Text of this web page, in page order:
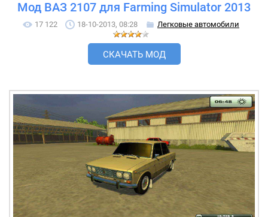
Мод ВАЗ 2107 для Farming Simulator 2013
17 122 18-10-2013, 08:28 Легковые автомобили
СКАЧАТЬ МОД